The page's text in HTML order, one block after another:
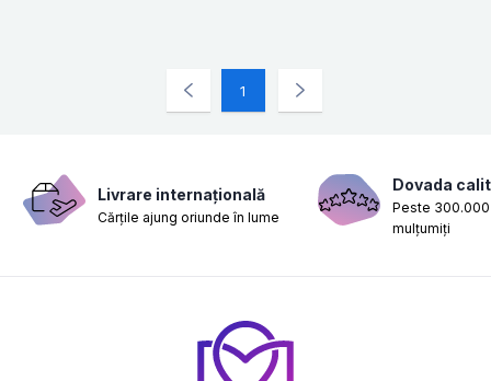
1
Livrare internațională
Cărțile ajung oriunde în lume
Dovada
Peste
mulțumiți